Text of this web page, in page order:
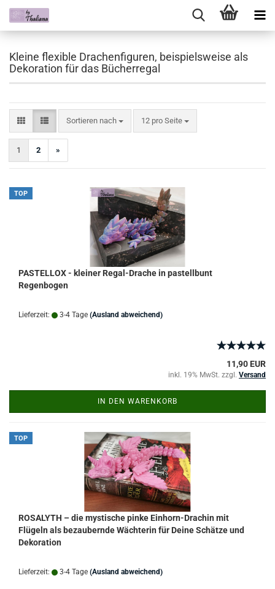
Kleine flexible Drachenfiguren, beispielsweise als
Dekoration für das Bücherregal
Sortieren nach
Sortieren nach 12 pro Seite
pro Seite
1 2 »
TOP
PASTELLOX - kleiner Regal-Drache in pastellbunt
Regenbogen
Lieferzeit: 3-4 Tage (Ausland abweichend)
11,90 EUR
inkl. 19% MwSt. zzgl. Versand
IN DEN WARENKORB
TOP
ROSALYTH – die mystische pinke Einhorn-Drachin mit
Flügeln als bezaubernde Wächterin für Deine Schätze und
Dekoration
Lieferzeit: 3-4 Tage (Ausland abweichend)